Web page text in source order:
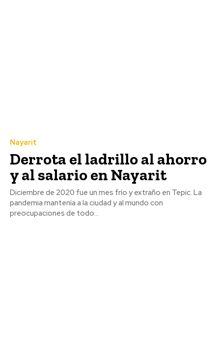
Nayarit
Derrota el ladrillo al ahorro
y al salario en Nayarit
Diciembre de 2020 fue un mes frío y extraño en Tepic. La
pandemia mantenía a la ciudad y al mundo con
preocupaciones de todo...